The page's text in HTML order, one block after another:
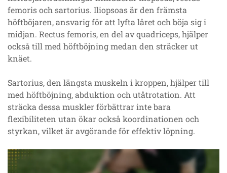
femoris och sartorius. Iliopsoas är den främsta
höftböjaren, ansvarig för att lyfta låret och böja sig i
midjan. Rectus femoris, en del av quadriceps, hjälper
också till med höftböjning medan den sträcker ut
knäet.
Sartorius, den längsta muskeln i kroppen, hjälper till
med höftböjning, abduktion och utåtrotation. Att
sträcka dessa muskler förbättrar inte bara
flexibiliteten utan ökar också koordinationen och
styrkan, vilket är avgörande för effektiv löpning.